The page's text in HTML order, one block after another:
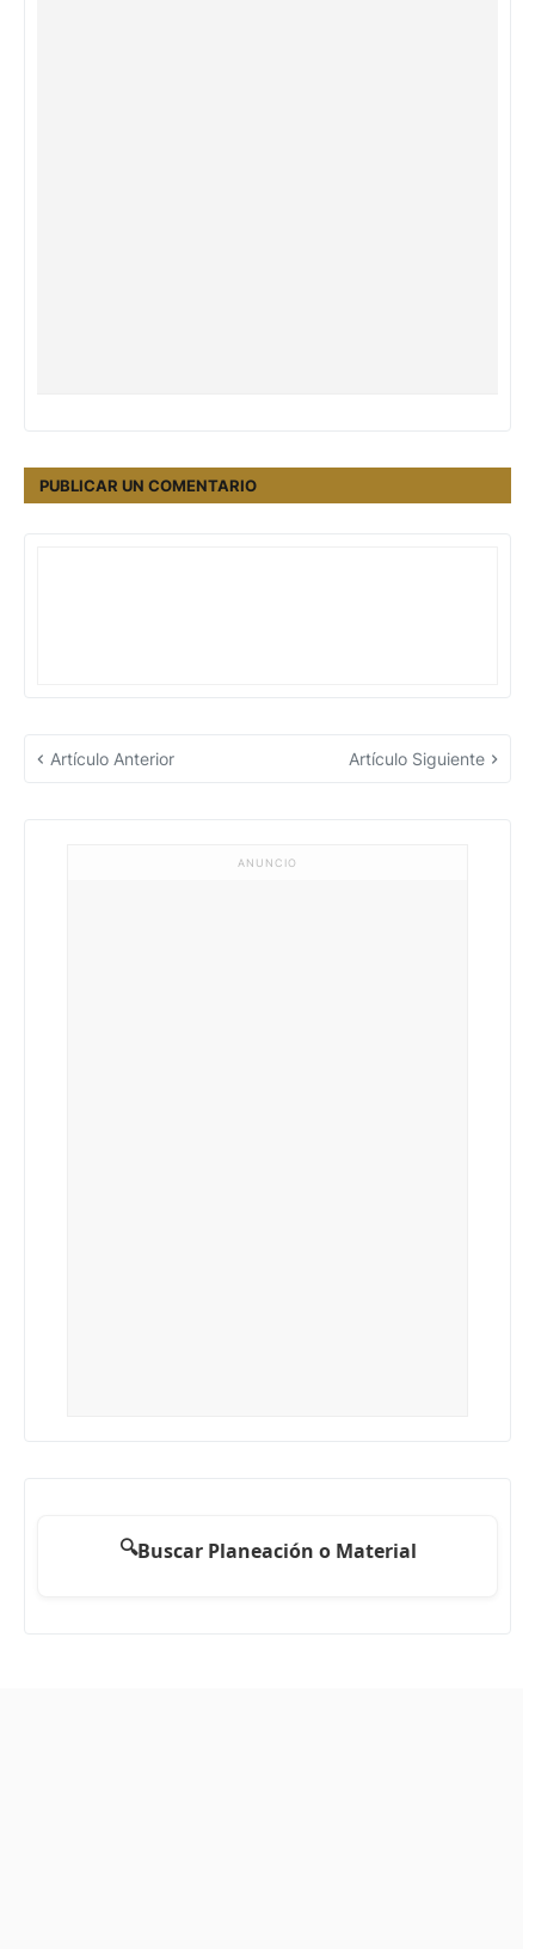
PUBLICAR UN COMENTARIO
Artículo Anterior Artículo Siguiente
ANUNCIO
🔍Buscar Planeación o Material